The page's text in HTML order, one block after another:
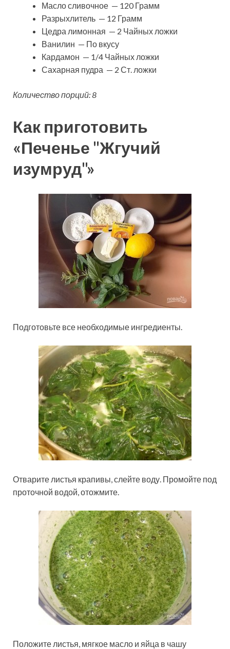
Масло сливочное — 120 Грамм
Разрыхлитель — 12 Грамм
Цедра лимонная — 2 Чайных ложки
Ванилин — По вкусу
Кардамон — 1/4 Чайных ложки
Сахарная пудра — 2 Ст. ложки
Количество порций: 8
Как приготовить
«Печенье "Жгучий
изумруд"»
Подготовьте все необходимые ингредиенты.
Отварите листья крапивы, слейте воду. Промойте под
проточной водой, отожмите.
Положите листья, мягкое масло и яйца в чашу